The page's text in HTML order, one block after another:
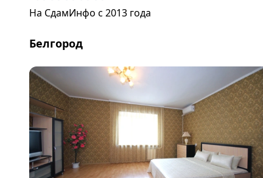
На СдамИнфо с 2013 года
Белгород